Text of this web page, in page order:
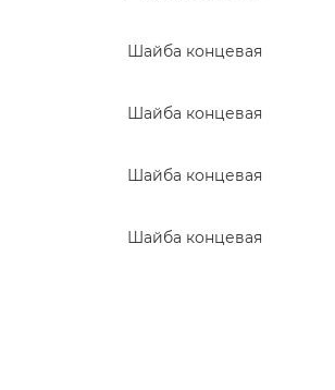
Шайба концевая
Шайба концевая
Шайба концевая
Шайба концевая